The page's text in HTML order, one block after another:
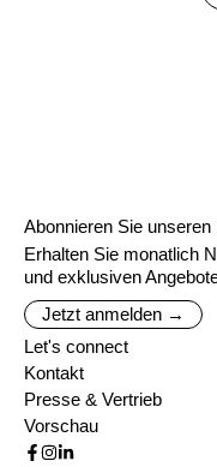
Abonnieren Sie
Erhalten Sie monatlich
und exklusiven
Jetzt anmelden →
Let's connect
Kontakt
Presse & Vertrieb
Vorschau